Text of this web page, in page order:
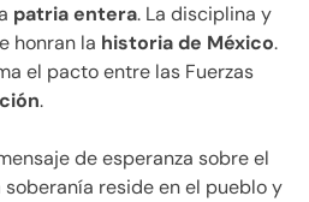
patria entera. La disciplina y
honran la historia de México.
el pacto entre las Fuerzas
.
de esperanza sobre el
soberanía reside en el pueblo y